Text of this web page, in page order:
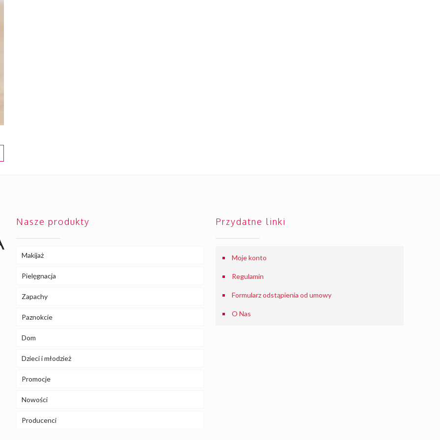
Nasze produkty
Makijaż
Pielęgnacja
Zapachy
Paznokcie
Dom
Dzieci i młodzież
Promocje
Nowości
Producenci
Przydatne linki
Moje konto
Regulamin
Formularz odstąpienia od umowy
O Nas